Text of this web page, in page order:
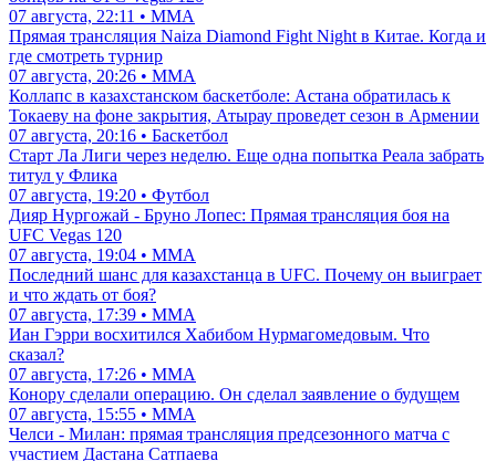
07 августа, 22:11 • ММА
Прямая трансляция Naiza Diamond Fight Night в Китае. Когда и
где смотреть турнир
07 августа, 20:26 • ММА
Коллапс в казахстанском баскетболе: Астана обратилась к
Токаеву на фоне закрытия, Атырау проведет сезон в Армении
07 августа, 20:16 • Баскетбол
Старт Ла Лиги через неделю. Еще одна попытка Реала забрать
титул у Флика
07 августа, 19:20 • Футбол
Дияр Нургожай - Бруно Лопес: Прямая трансляция боя на
UFC Vegas 120
07 августа, 19:04 • ММА
Последний шанс для казахстанца в UFC. Почему он выиграет
и что ждать от боя?
07 августа, 17:39 • ММА
Иан Гэрри восхитился Хабибом Нурмагомедовым. Что
сказал?
07 августа, 17:26 • ММА
Конору сделали операцию. Он сделал заявление о будущем
07 августа, 15:55 • ММА
Челси - Милан: прямая трансляция предсезонного матча с
участием Дастана Сатпаева